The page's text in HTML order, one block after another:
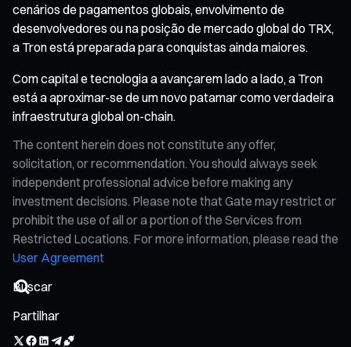
cenários de pagamentos globais, envolvimento de
desenvolvedores ou na posição de mercado global do TRX,
a Tron está preparada para conquistas ainda maiores.
Com capital e tecnologia a avançarem lado a lado, a Tron
está a aproximar-se de um novo patamar como verdadeira
infraestrutura global on-chain.
The content herein does not constitute any offer,
solicitation, or recommendation. You should always seek
independent professional advice before making any
investment decisions. Please note that Gate may restrict or
prohibit the use of all or a portion of the Services from
Restricted Locations. For more information, please read the
User Agreement
Partilhar